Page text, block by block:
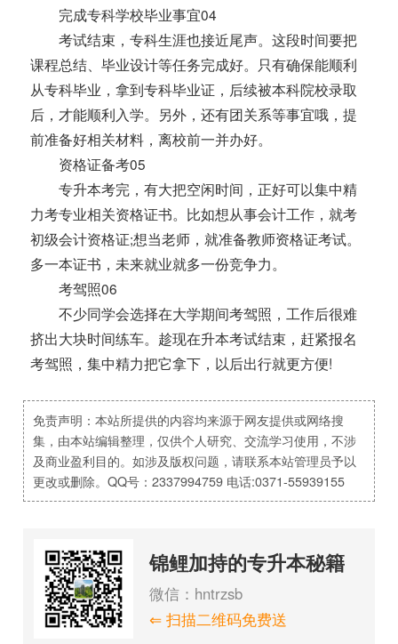
完成专科学校毕业事宜04
考试结束，专科生涯也接近尾声。这段时间要把
课程总结、毕业设计等任务完成好。只有确保能顺利
从专科毕业，拿到专科毕业证，后续被本科院校录取
后，才能顺利入学。另外，还有团关系等事宜哦，提
前准备好相关材料，离校前一并办好。
资格证备考05
专升本考完，有大把空闲时间，正好可以集中精
力考专业相关资格证书。比如想从事会计工作，就考
初级会计资格证;想当老师，就准备教师资格证考试。
多一本证书，未来就业就多一份竞争力。
考驾照06
不少同学会选择在大学期间考驾照，工作后很难
挤出大块时间练车。趁现在升本考试结束，赶紧报名
考驾照，集中精力把它拿下，以后出行就更方便!
免责声明：本站所提供的内容均来源于网友提供或网络搜
集，由本站编辑整理，仅供个人研究、交流学习使用，不涉
及商业盈利目的。如涉及版权问题，请联系本站管理员予以
更改或删除。QQ号：2337994759 电话:0371-55939155
锦鲤加持的专升本秘籍
微信：hntrzsb
⇐ 扫描二维码免费送